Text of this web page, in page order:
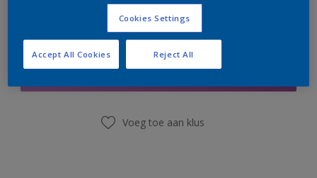
Boodschappenlijst
Voeg toe aan klus
Cookies Settings
Reject All
Accept All Cookies